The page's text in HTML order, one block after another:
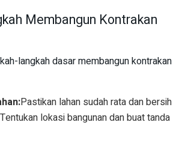
Membangun Kontrakan
langkah dasar membangun kontrakan
Pastikan lahan sudah rata dan bersih
lokasi bangunan dan buat tanda